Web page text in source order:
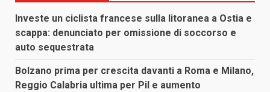
Investe un ciclista francese sulla litoranea a Ostia e
scappa: denunciato per omissione di soccorso e
auto sequestrata
Bolzano prima per crescita davanti a Roma e Milano,
Reggio Calabria ultima per Pil e aumento